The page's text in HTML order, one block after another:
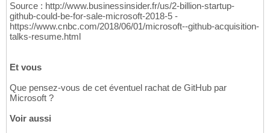
Source : http://www.businessinsider.fr/us/2-billion-startup-
github-could-be-for-sale-microsoft-2018-5 -
https://www.cnbc.com/2018/06/01/microsoft--github-acquisition-
talks-resume.html
Et vous
Que pensez-vous de cet éventuel rachat de GitHub par
Microsoft ?
Voir aussi